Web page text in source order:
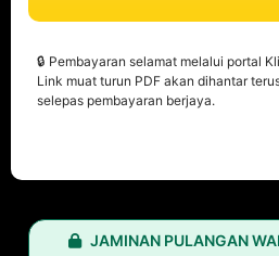
🔒 Pembayaran selamat melalui portal
Link muat turun PDF akan dihantar
selepas pembayaran berjaya.
JAMINAN PULANGAN